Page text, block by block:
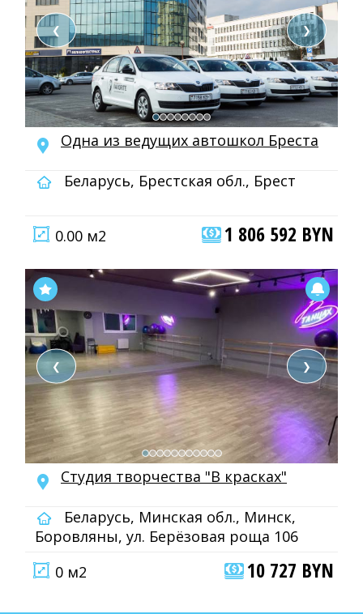
❮ ❯
Одна из ведущих автошкол Бреста
Беларусь, Брестская обл., Брест
0.00 м2 1 806 592 BYN
❮ ❯
Студия творчества "В красках"
Беларусь, Минская обл., Минск,
Боровляны, ул. Берёзовая роща 106
0 м2
10 727 BYN